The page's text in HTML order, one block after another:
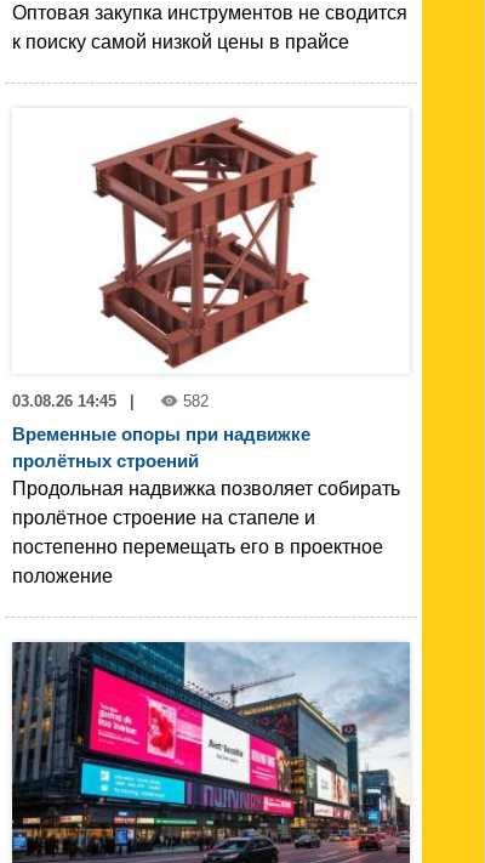
Оптовая закупка инструментов не сводится
к поиску самой низкой цены в прайсе
03.08.26 14:45 | 582
Временные опоры при надвижке
пролётных строений
Продольная надвижка позволяет собирать
пролётное строение на стапеле и
постепенно перемещать его в проектное
положение